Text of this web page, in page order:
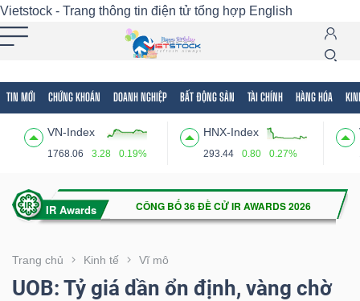
Vietstock - Trang thông tin điện tử tổng hợp English
TIN MỚI CHỨNG KHOÁN DOANH NGHIỆP BẤT ĐỘNG SẢN TÀI CHÍNH HÀNG HÓA
VN-Index
1768.06 3.28 0.19%
HNX-Index
293.44 0.80 0.27%
Trang chủ Kinh tế Vĩ mô
UOB: Tỷ giá dần ổn định, vàng chờ
Tất cả Tính năng Ngành Mã chứng khoán
Tính
(-)
VIETSTOCK